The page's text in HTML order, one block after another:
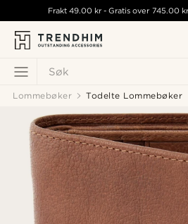
Søk
Frakt49.00 kr - Gratis over 745.00 kr
Lommebøker Todelte Lommebøker